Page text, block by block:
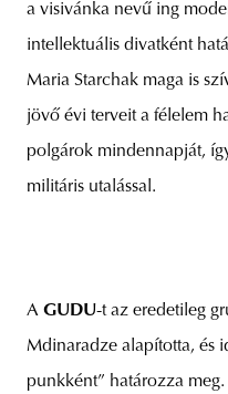
a visivánka nevű ing
intellektuális divatként
Maria Starchak maga is
jövő évi terveit a félelem
polgárok mindennapját,
militáris utalással.
A GUDU-t az eredetileg
Mdinaradze alapította, és
punkként” határozza